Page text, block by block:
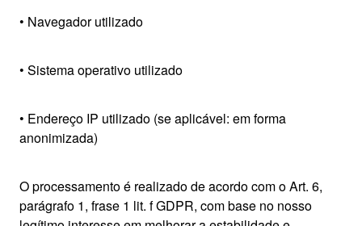
• Navegador utilizado
• Sistema operativo utilizado
• Endereço IP utilizado (se aplicável: em forma
anonimizada)
O processamento é realizado de acordo com o Art. 6,
parágrafo 1, frase 1 lit. f GDPR, com base no nosso